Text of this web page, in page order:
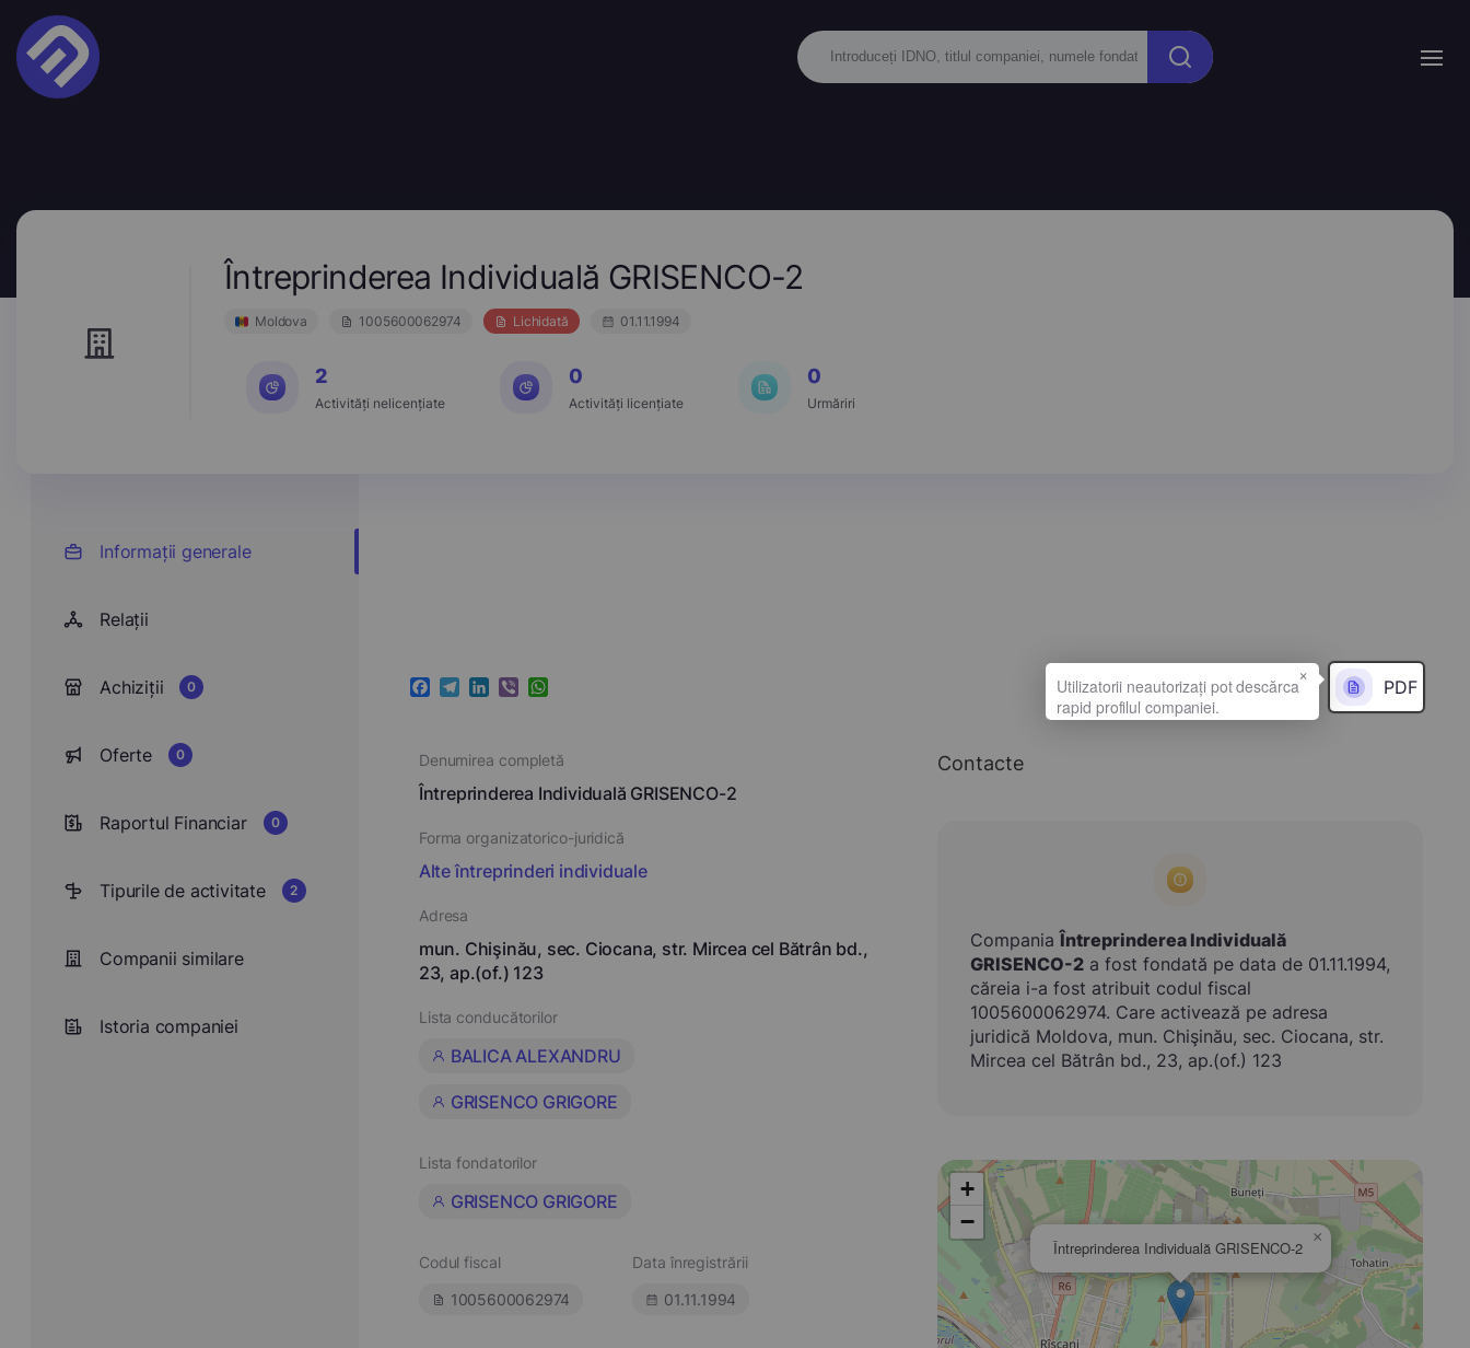
Întreprinderea Individuală GRISENCO-2
Moldova 1005600062974 Lichidată 01.11.1994
2
Activități nelicențiate
0
Activități licențiate
0
Urmăriri
Informații generale
Relații
Achiziții 0
Oferte 0
Raportul Financiar 0
Tipurile de activitate 2
Companii similare
Istoria companiei
Facebook
Telegram
LinkedIn
ViberWhatsApp PDF
Denumirea completă
Întreprinderea Individuală GRISENCO-2
Forma organizatorico-juridică
Alte întreprinderi individuale
Adresa
mun. Chişinău, sec. Ciocana, str. Mircea cel Bătrân bd.,
23, ap.(of.) 123
Lista conducătorilor
BALICA ALEXANDRU
GRISENCO GRIGORE
Lista fondatorilor
GRISENCO GRIGORE
Codul fiscal
1005600062974
Data înregistrării
01.11.1994
Contacte
CompaniaÎntreprinderea Individuală
GRISENCO-2a fost fondată pe data de 01.11.1994,
căreia i-a fost atribuit codul fiscal
1005600062974. Care activează pe adresa
juridică Moldova, mun. Chişinău, sec. Ciocana, str.
Mircea cel Bătrân bd., 23, ap.(of.) 123
Întreprinderea Individuală GRISENCO-2
×
+
−
×